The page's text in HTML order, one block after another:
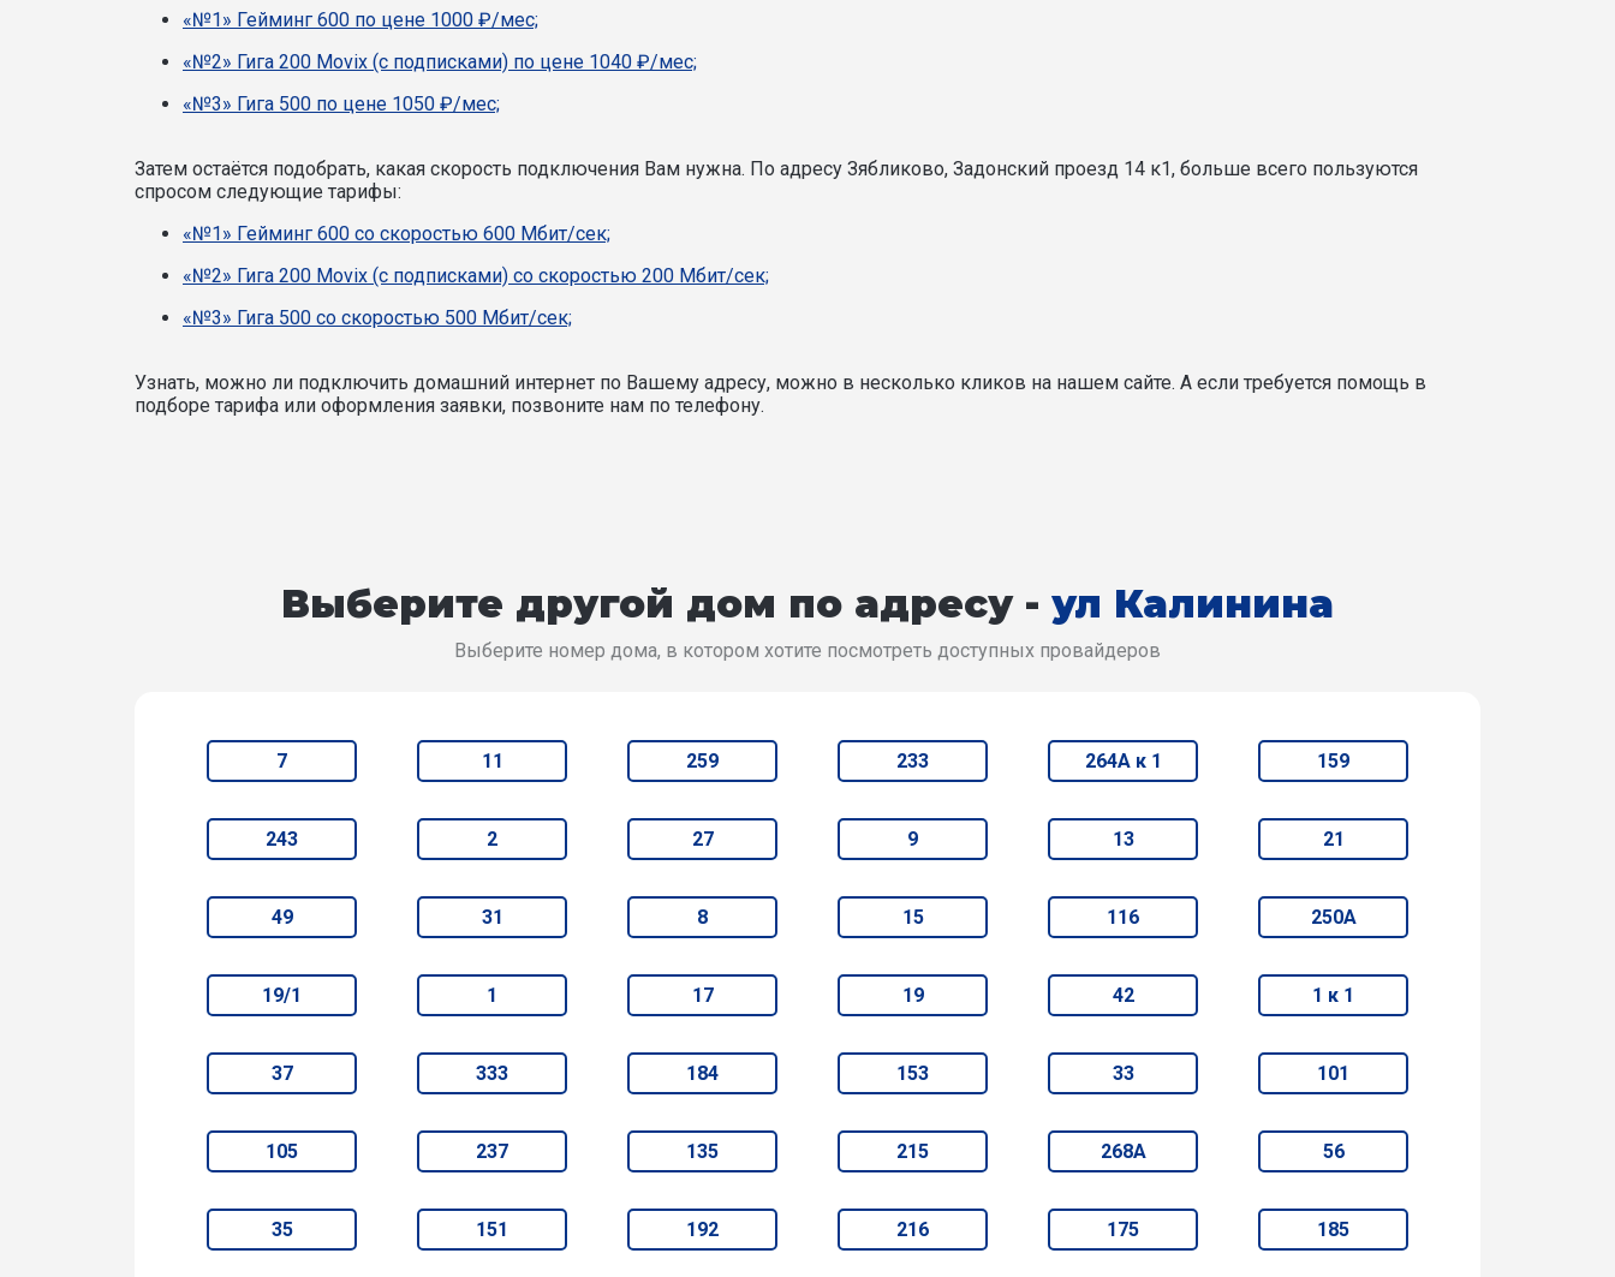
«№1» Гейминг 600 по цене 1000 ₽/мес;
«№2» Гига 200 Movix (с подписками) по цене 1040 ₽/мес;
«№3» Гига 500 по цене 1050 ₽/мес;
Затем остаётся подобрать, какая скорость подключения Вам нужна. По адресу Зябликово, Задонский проезд 14 к1, больше всего пользуются
спросом следующие тарифы:
«№1» Гейминг 600 со скоростью 600 Мбит/сек;
«№2» Гига 200 Movix (с подписками) со скоростью 200 Мбит/сек;
«№3» Гига 500 со скоростью 500 Мбит/сек;
Узнать, можно ли подключить домашний интернет по Вашему адресу, можно в несколько кликов на нашем сайте. А если требуется помощь в
подборе тарифа или оформления заявки, позвоните нам по телефону.
Выберите другой дом по адресу - ул Калинина
Выберите номер дома, в котором хотите посмотреть доступных провайдеров
7 11 259 233 264А к 1 159
243 2 27 9 13 21
49 31 8 15 116 250А
19/1 1 17 19 42 1 к 1
37 333 184 153 33 101
105 237 135 215 268А 56
35 151 192 216 175 185